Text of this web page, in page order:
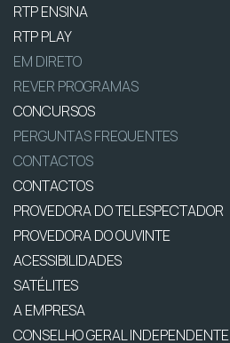
RTP ENSINA
RTP PLAY
EM DIRETO
REVER PROGRAMAS
CONCURSOS
PERGUNTAS FREQUENTES
CONTACTOS
CONTACTOS
PROVEDORA DO TELESPECTADOR
PROVEDORA DO OUVINTE
ACESSIBILIDADES
SATÉLITES
A EMPRESA
CONSELHO GERAL INDEPENDENTE